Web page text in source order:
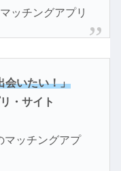
ッチングアプリ
会いたい！」
・サイト
マッチングアプ